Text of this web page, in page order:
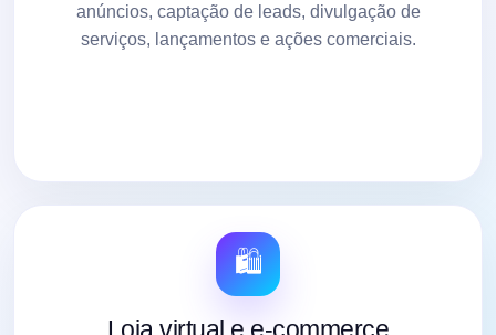
anúncios, captação de leads, divulgação de
serviços, lançamentos e ações comerciais.
🛍️